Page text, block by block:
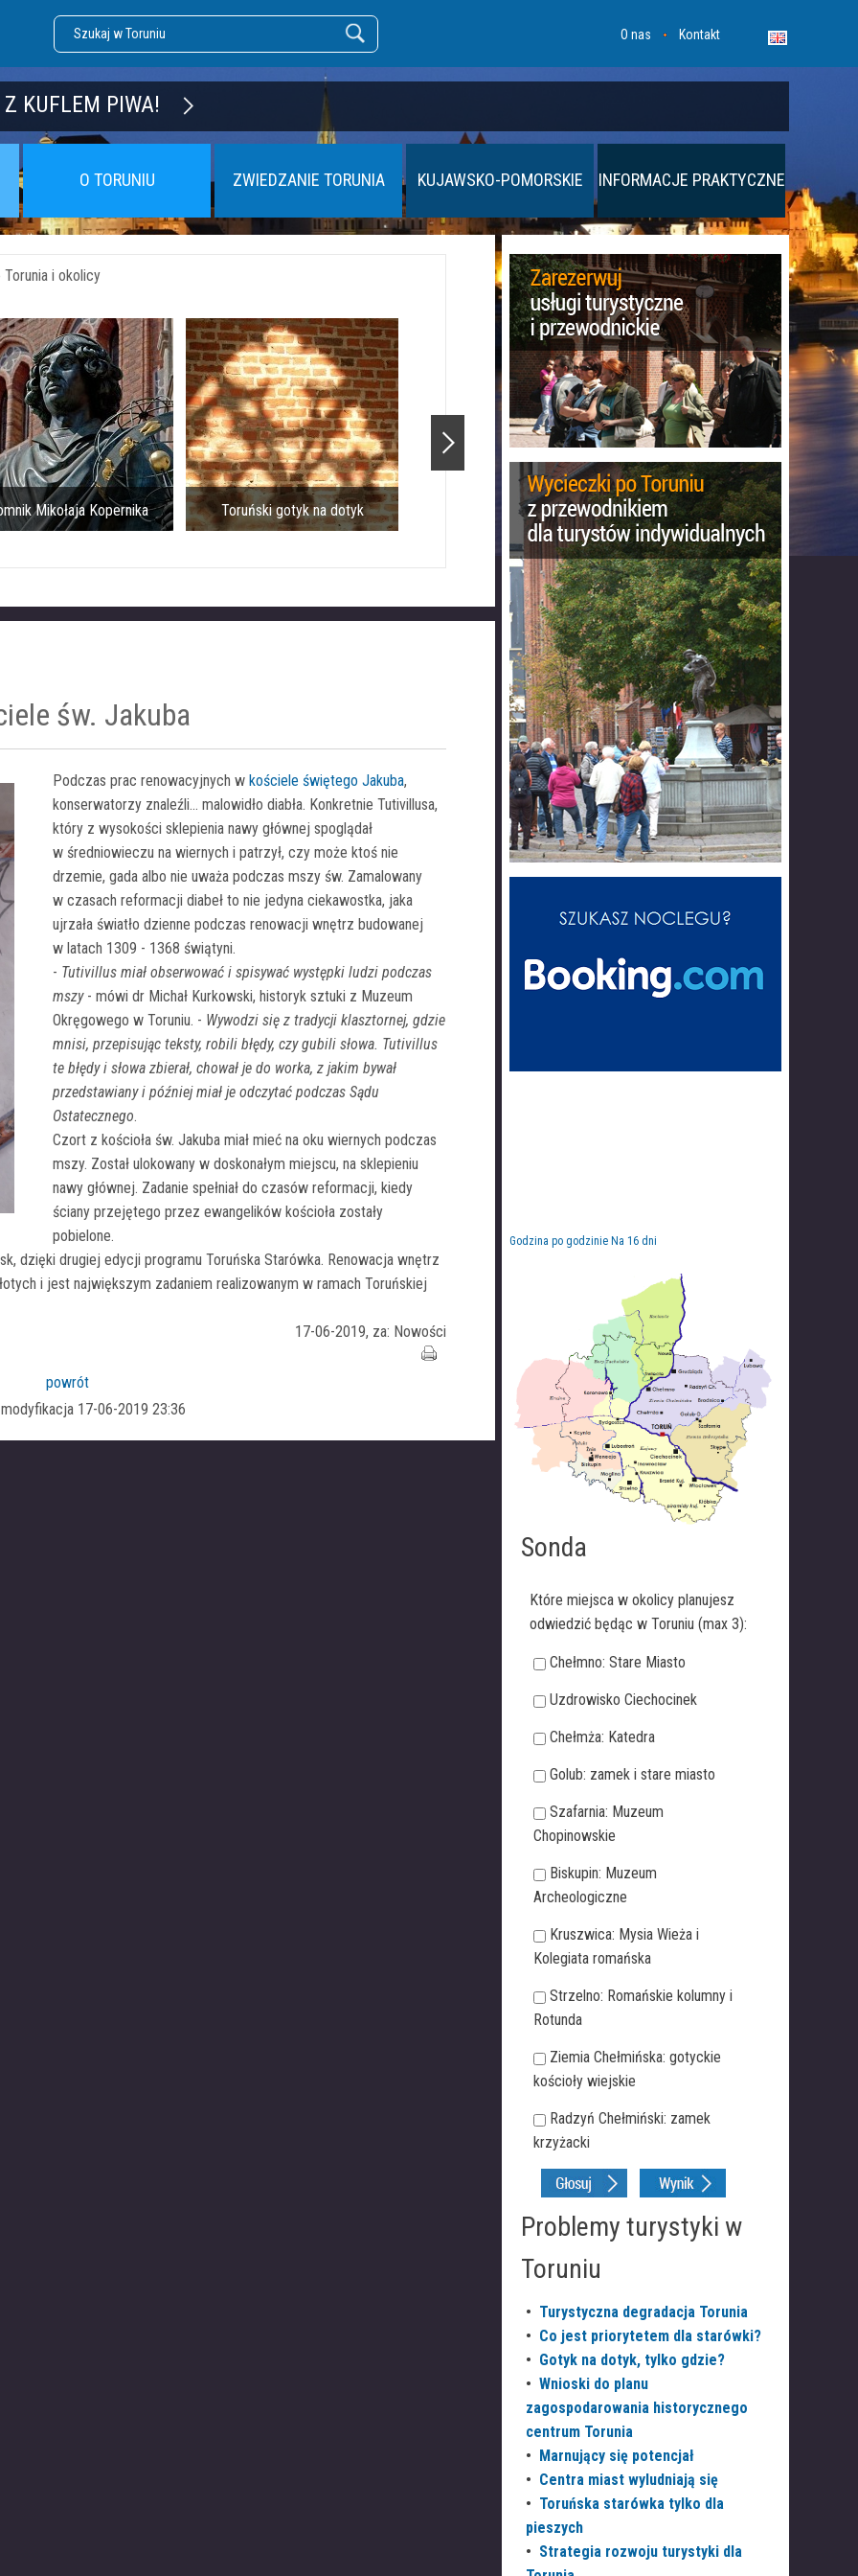
O nas Kontakt
KUFLEM PIWA!
TORUŃ
O TORUNIU ZWIEDZANIE TORUNIA KUJAWSKO-POMORSKIE INFORMACJE PRAKTYCZNE
i okolicy
Mikołaja Kopernika Toruński gotyk na dotyk Ratusz Staromiejski Katedra Świętojańska
św. Jakuba
Podczas prac renowacyjnych w kościele świętego Jakuba,
konserwatorzy znaleźli... malowidło diabła. Konkretnie Tutivillusa,
który z wysokości sklepienia nawy głównej spoglądał
w średniowieczu na wiernych i patrzył, czy może ktoś nie
drzemie, gada albo nie uważa podczas mszy św. Zamalowany
w czasach reformacji diabeł to nie jedyna ciekawostka, jaka
ujrzała światło dzienne podczas renowacji wnętrz budowanej
w latach 1309 - 1368 świątyni.
- Tutivillus miał obserwować i spisywać występki ludzi podczas
mszy- mówi dr Michał Kurkowski, historyk sztuki z Muzeum
Okręgowego w Toruniu. - Wywodzi się z tradycji klasztornej, gdzie
mnisi, przepisując teksty, robili błędy, czy gubili słowa. Tutivillus
te błędy i słowa zbierał, chował je do worka, z jakim bywał
przedstawiany i później miał je odczytać podczas Sądu
Ostatecznego.
Czort z kościoła św. Jakuba miał mieć na oku wiernych podczas
mszy. Został ulokowany w doskonałym miejscu, na sklepieniu
nawy głównej. Zadanie spełniał do czasów reformacji, kiedy
ściany przejętego przez ewangelików kościoła zostały
pobielone.
dzięki drugiej edycji programu Toruńska Starówka. Renowacja wnętrz
i jest największym zadaniem realizowanym w ramach Toruńskiej
17-06-2019, za: Nowości
powrót
17-06-2019 23:36
Godzina po godzinie Na 16 dni
Sonda
Które miejsca w okolicy planujesz
odwiedzić będąc w Toruniu (max 3):
Chełmno: Stare Miasto
Uzdrowisko Ciechocinek
Chełmża: Katedra
Golub: zamek i stare miasto
Szafarnia: Muzeum
Chopinowskie
Biskupin: Muzeum
Archeologiczne
Kruszwica: Mysia Wieża i
Kolegiata romańska
Strzelno: Romańskie kolumny i
Rotunda
Ziemia Chełmińska: gotyckie
kościoły wiejskie
Radzyń Chełmiński: zamek
krzyżacki
Problemy turystyki w
Toruniu
• Turystyczna degradacja Torunia
• Co jest priorytetem dla starówki?
• Gotyk na dotyk, tylko gdzie?
• Wnioski do planu
zagospodarowania historycznego
centrum Torunia
•
Marnujący się potencjał
• Centra miast wyludniają się
• Toruńska starówka tylko dla
pieszych
• Strategia rozwoju turystyki dla